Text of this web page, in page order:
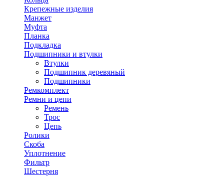
Крепежные изделия
Манжет
Муфта
Планка
Подкладка
Подшипники и втулки
Втулки
Подшипник деревяный
Подшипники
Ремкомплект
Ремни и цепи
Ремень
Трос
Цепь
Ролики
Скоба
Уплотнение
Фильтр
Шестерня